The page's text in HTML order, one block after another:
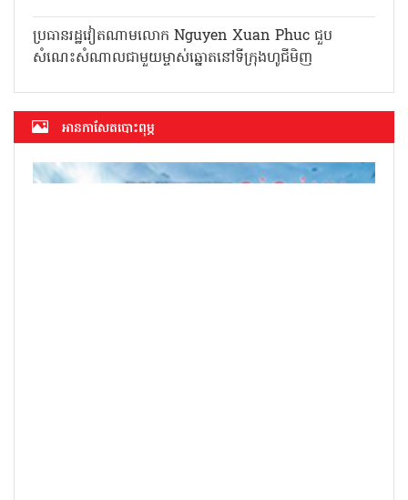
ប្រធានរដ្ឋវៀតណាមលោក Nguyen Xuan Phuc ជួប
សំណេះសំណាលជាមួយម្ចាស់ឆ្នោតនៅទីក្រុងហូជីមិញ
អាន​កាសែត​បោះពុម្ភ